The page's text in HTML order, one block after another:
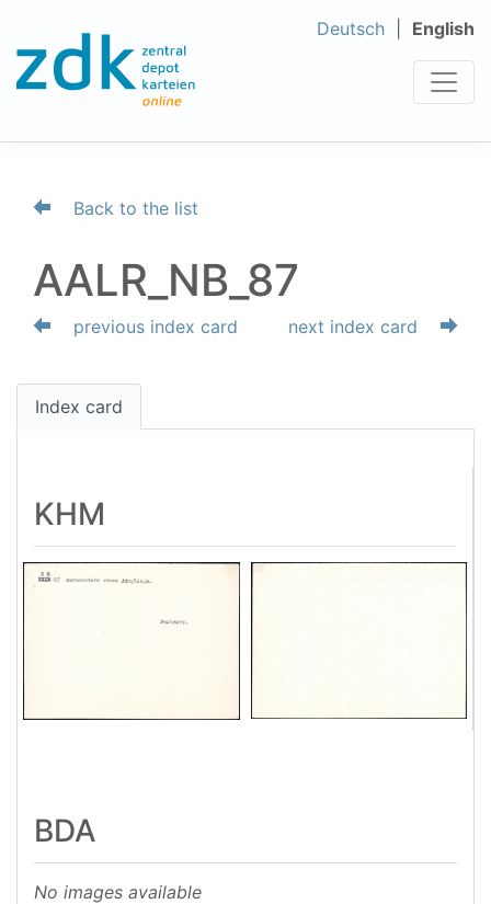
Deutsch English
Back to the list
AALR_NB_87
previous index card next index card
Index card
KHM
BDA
No images available